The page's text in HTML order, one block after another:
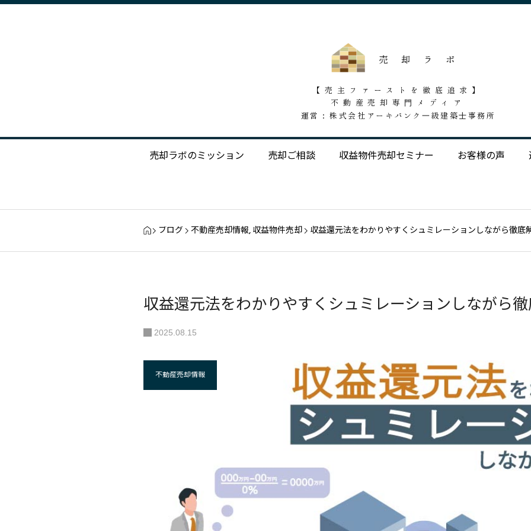
【売主ファーストを徹底追求】
不動産売却専門メディア
運営 : 株式会社アーキバンク一級建築士事務所
売却ラボのミッション 売却ご相談 収益物件売却セミナー お客様の声
ブログ 不動産売却情報, 収益物件売却 収益還元法をわかりやすくシュミレーションしながら徹底
収益還元法をわかりやすくシュミレーションしながら
2025.08.15
不動産売却情報